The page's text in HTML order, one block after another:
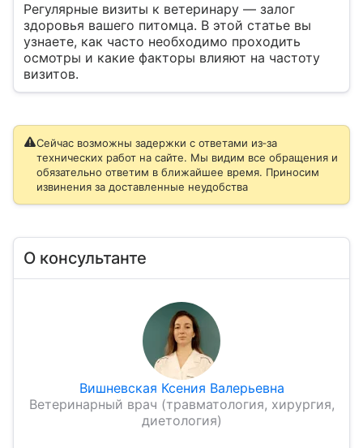
Регулярные визиты к ветеринару — залог
здоровья вашего питомца. В этой статье вы
узнаете, как часто необходимо проходить
осмотры и какие факторы влияют на частоту
визитов.
Сейчас возможны задержки с ответами из‑за
технических работ на сайте. Мы видим все обращения и
обязательно ответим в ближайшее время. Приносим
извинения за доставленные неудобства
О консультанте
Вишневская Ксения Валерьевна
Ветеринарный врач (травматология, хирургия,
диетология)